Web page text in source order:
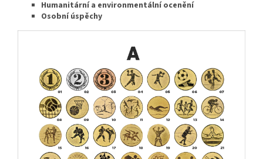
Humanitární a environmentální ocenění
Osobní úspěchy